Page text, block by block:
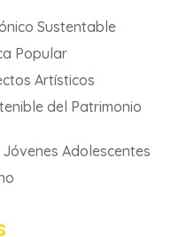
Sustentable
Popular
Artísticos
del Patrimonio
Adolescentes